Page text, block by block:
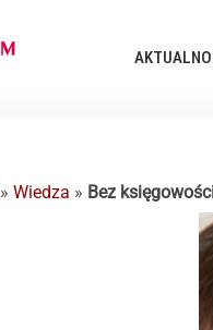
» Wiedza » Bez